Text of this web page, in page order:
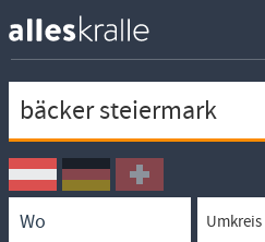
Ortssuche
Umkreissuche
Arbeitsform